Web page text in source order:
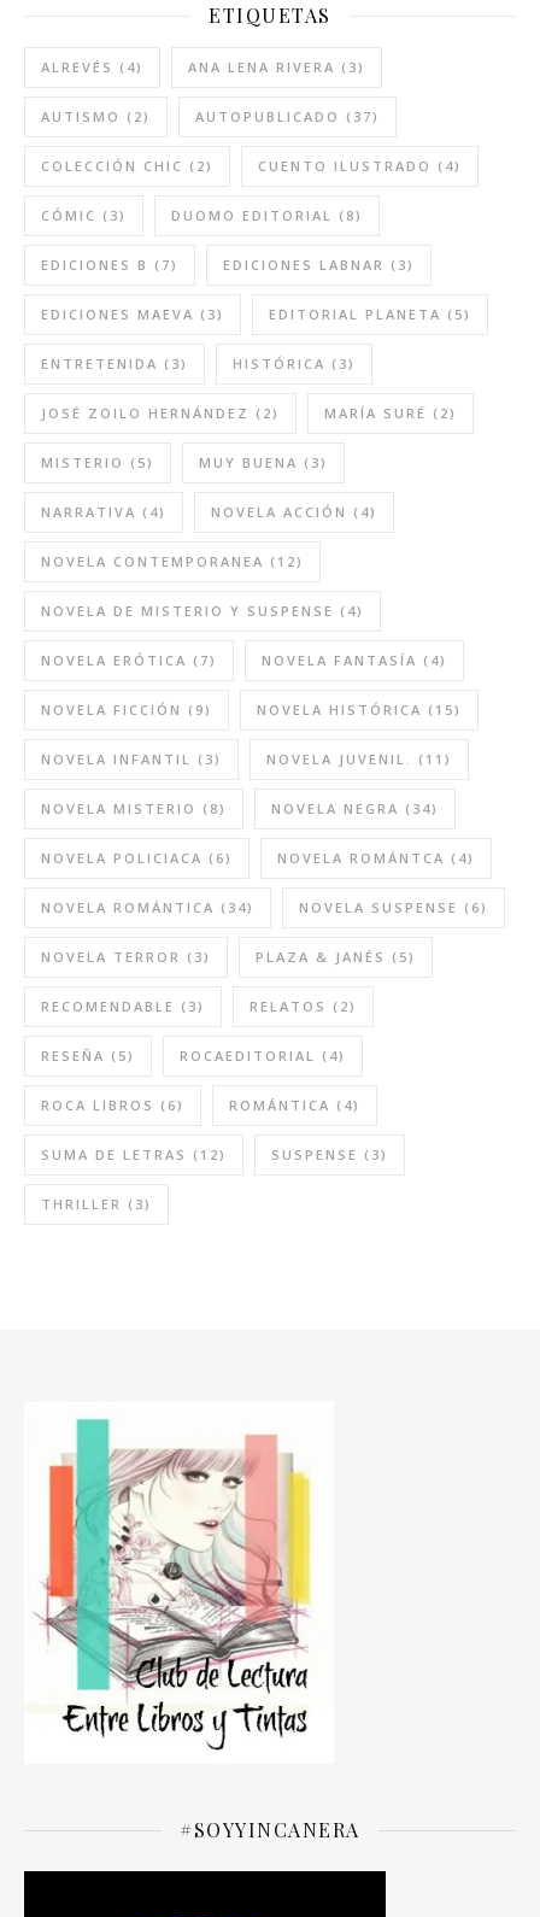
ETIQUETAS
ALREVÉS (4) ANA LENA RIVERA (3)
AUTISMO (2) AUTOPUBLICADO (37)
COLECCIÓN CHIC (2) CUENTO ILUSTRADO (4)
CÓMIC (3) DUOMO EDITORIAL (8)
EDICIONES B (7) EDICIONES LABNAR (3)
EDICIONES MAEVA (3) EDITORIAL PLANETA (5)
ENTRETENIDA (3) HISTÓRICA (3)
JOSÉ ZOILO HERNÁNDEZ (2) MARÍA SURÉ (2)
MISTERIO (5) MUY BUENA (3)
NARRATIVA (4) NOVELA ACCIÓN (4)
NOVELA CONTEMPORANEA (12)
NOVELA DE MISTERIO Y SUSPENSE (4)
NOVELA ERÓTICA (7) NOVELA FANTASÍA (4)
NOVELA FICCIÓN (9) NOVELA HISTÓRICA (15)
NOVELA INFANTIL (3) NOVELA JUVENIL. (11)
NOVELA MISTERIO (8) NOVELA NEGRA (34)
NOVELA POLICIACA (6) NOVELA ROMÁNTCA (4)
NOVELA ROMÁNTICA (34) NOVELA SUSPENSE (6)
NOVELA TERROR (3) PLAZA & JANÉS (5)
RECOMENDABLE (3) RELATOS (2)
RESEÑA (5) ROCAEDITORIAL (4)
ROCA LIBROS (6) ROMÁNTICA (4)
SUMA DE LETRAS (12) SUSPENSE (3)
THRILLER (3)
#SOYYINCANERA